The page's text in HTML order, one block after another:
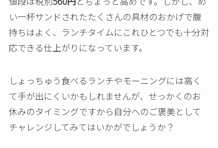
い一杯サンドされたたくさんの具材のおかげで腹
持ちはよく、ランチタイムにこれひとつでも十分対
応できる仕上がりになっています。
しょっちゅう食べるランチやモーニングには高く
て手が出にくいかもしれませんが、せっかくのお
休みのタイミングですから自分へのご褒美として
チャレンジしてみてはいかがでしょうか？